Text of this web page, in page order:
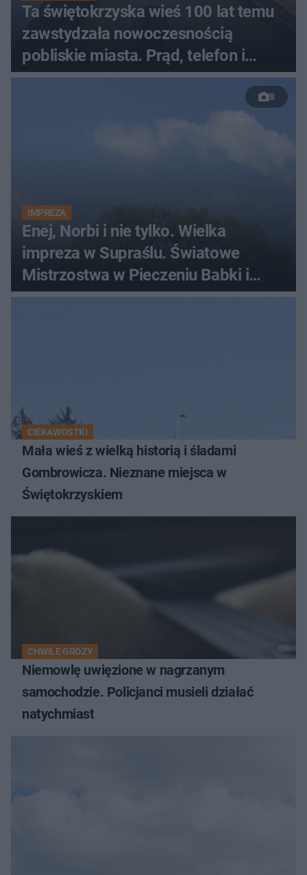
Ta świętokrzyska wieś 100 lat temu
zawstydzała nowoczesnością
pobliskie miasta. Prąd, telefon i
luksusowa auta
8
IMPREZA
Enej, Norbi i nie tylko. Wielka
impreza w Supraślu. Światowe
Mistrzostwa w Pieczeniu Babki i
Kiszki Ziemniaczanej
CIEKAWOSTKI
Mała wieś z wielką historią i śladami
Gombrowicza. Nieznane miejsca w
Świętokrzyskiem
CHWILE GROZY
Niemowlę uwięzione w nagrzanym
samochodzie. Policjanci musieli działać
natychmiast